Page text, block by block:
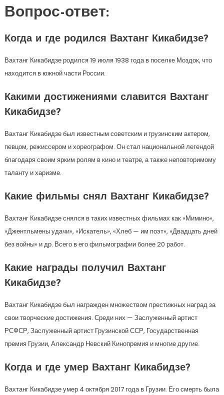
Вопрос-ответ:
Когда и где родился Вахтанг Кикабидзе?
Вахтанг Кикабидзе родился 19 июля 1938 года в поселке Моздок, что
находится в южной части России.
Какими достижениями славится Вахтанг
Кикабидзе?
Вахтанг Кикабидзе был известным советским и грузинским актером,
певцом, режиссером и хореографом. Он стал национальной легендой
благодаря своим ярким ролям в кино и театре, а также неповторимому
таланту и харизме.
Какие фильмы снял Вахтанг Кикабидзе?
Вахтанг Кикабидзе снялся в таких известных фильмах как «Мимино»,
«Джентльмены удачи», «Искатель», «Хлеб — им поэт», «Двадцать дней
без войны» и др. Всего в его фильмографии более 20 работ.
Какие награды получил Вахтанг
Кикабидзе?
Вахтанг Кикабидзе был награжден множеством престижных наград за
свои творческие достижения. Среди них — Заслуженный артист
РСФСР, Заслуженный артист Грузинской ССР, Государственная
премия Грузии, Александр Невский Кинопремия и многие другие.
Когда и где умер Вахтанг Кикабидзе?
Вахтанг Кикабидзе умер 4 октября 2017 года в Грузии. Его смерть была